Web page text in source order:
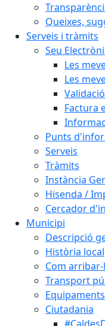
Queixes,
Serveis i tràmits
Seu
Les
Les
Factura
Punts
Serveis
Tràmits
Instància
Hisenda /
Cercador
Municipi
Descripció
Història local
Com
Transport
Equipaments
Ciutadania